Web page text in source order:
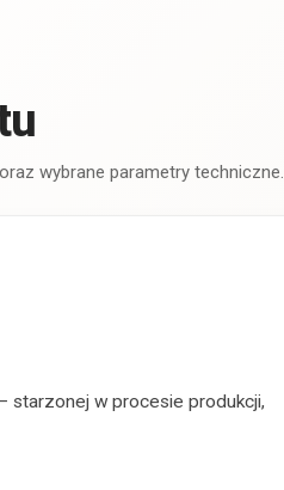
wybrane parametry techniczne.
starzonej w procesie produkcji,